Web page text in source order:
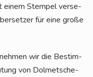
einem Stem­pel ver­se­
für eine gro­ße
neh­men wir die Bestim­
von Dol­met­sche­